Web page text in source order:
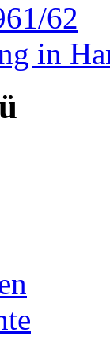
62
in